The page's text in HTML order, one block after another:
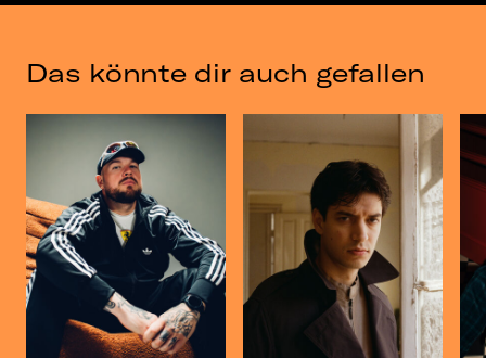
Di, 20.01.26
Täubchenthal, Leipzig
Das könnte dir auch gefallen